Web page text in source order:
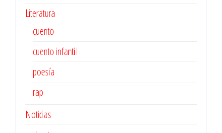
Literatura
cuento
cuento infantil
poesía
rap
Noticias